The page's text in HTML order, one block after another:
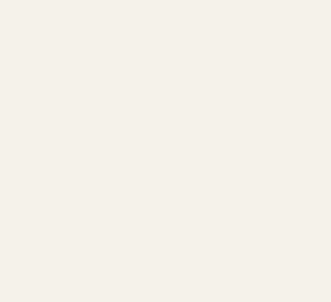
da osC: 10%
7.99997
DI PAGAMENTO